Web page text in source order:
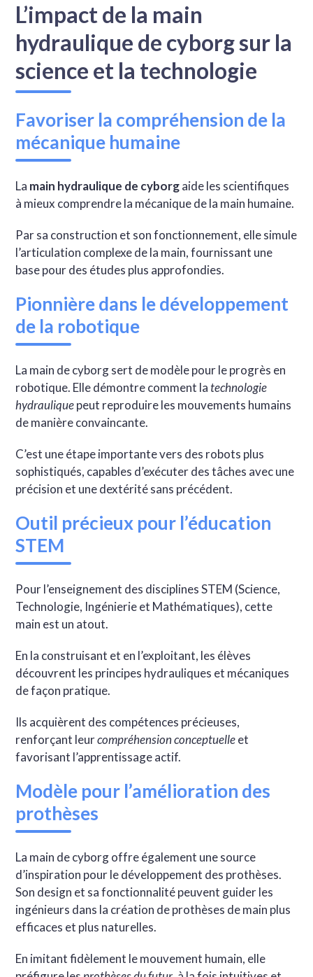
L’impact de la main
hydraulique de cyborg sur la
science et la technologie
Favoriser la compréhension de la
mécanique humaine
La main hydraulique de cyborgaide les scientifiques
à mieux comprendre la mécanique de la main humaine.
Par sa construction et son fonctionnement, elle simule
l’articulation complexe de la main, fournissant une
base pour des études plus approfondies.
Pionnière dans le développement
de la robotique
La main de cyborg sert de modèle pour le progrès en
robotique. Elle démontre comment latechnologie
hydrauliquepeut reproduire les mouvements humains
de manière convaincante.
C’est une étape importante vers des robots plus
sophistiqués, capables d’exécuter des tâches avec une
précision et une dextérité sans précédent.
Outil précieux pour l’éducation
STEM
Pour l’enseignement des disciplines STEM (Science,
Technologie, Ingénierie et Mathématiques), cette
main est un atout.
En la construisant et en l’exploitant, les élèves
découvrent les principes hydrauliques et mécaniques
de façon pratique.
Ils acquièrent des compétences précieuses,
renforçant leurcompréhension conceptuelleet
favorisant l’apprentissage actif.
Modèle pour l’amélioration des
prothèses
La main de cyborg offre également une source
d’inspiration pour le développement des prothèses.
Son design et sa fonctionnalité peuvent guider les
ingénieurs dans la création de prothèses de main plus
efficaces et plus naturelles.
En imitant fidèlement le mouvement humain, elle